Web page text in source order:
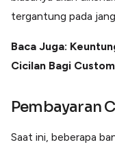
tergantung pada
Baca Juga:
Cicilan Bagi
Pembayaran
Saat ini, beberapa